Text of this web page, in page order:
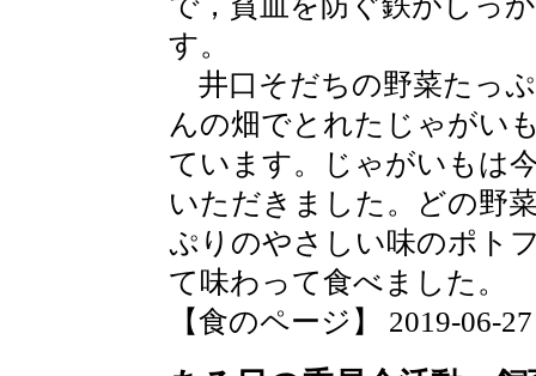
す。
井口そだちの野菜たっ
んの畑でとれたじゃがい
ています。じゃがいもは
いただきました。どの野
ぷりのやさしい味のポト
て味わって食べました。
【食のページ】 2019-06-